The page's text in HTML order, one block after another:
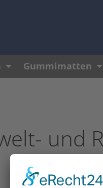
Gummimatten
und